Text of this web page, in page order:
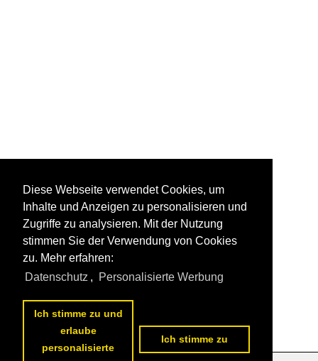
Diese Webseite verwendet Cookies, um
Inhalte und Anzeigen zu personalisieren und
Zugriffe zu analysieren. Mit der Nutzung
stimmen Sie der Verwendung von Cookies
zu. Mehr erfahren:
Datenschutz , Personalisierte Werbung
Ich stimme zu und
erlaube
personalisierte
Ich stimme zu